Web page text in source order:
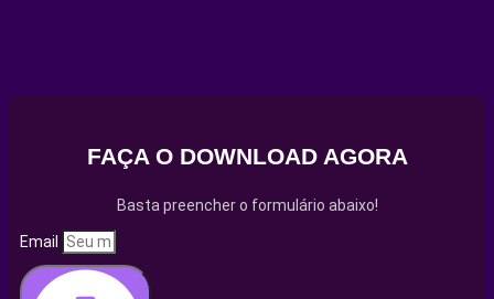
FAÇA O DOWNLOAD AGORA
Basta preencher o formulário abaixo!
Email